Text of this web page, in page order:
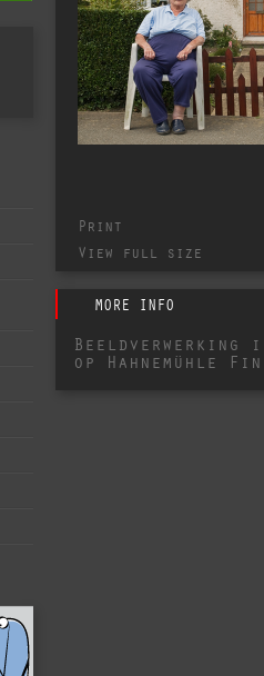
Print
View full size
MORE INFO
Beeldverwerking
op Hahnemühle